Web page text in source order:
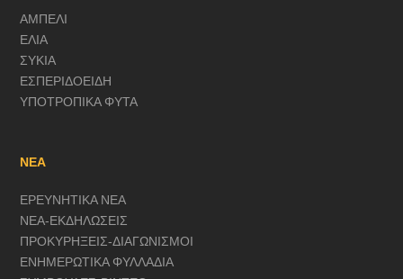
ΑΜΠΕΛΙ
ΕΛΙΑ
ΣΥΚΙΑ
ΕΣΠΕΡΙΔΟΕΙΔΗ
ΥΠΟΤΡΟΠΙΚΑ ΦΥΤΑ
ΝΕΑ
ΕΡΕΥΝΗΤΙΚΑ ΝΕΑ
ΝΕΑ-ΕΚΔΗΛΩΣΕΙΣ
ΠΡΟΚΥΡΗΞΕΙΣ-ΔΙΑΓΩΝΙΣΜΟΙ
ΕΝΗΜΕΡΩΤΙΚΑ ΦΥΛΛΑΔΙΑ